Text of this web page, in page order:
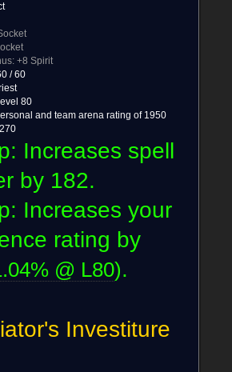
+8 Spirit
/ 60
80
and team arena rating of 1950
Increases spell
by 182.
Increases your
rating by
@ L80).
Investiture